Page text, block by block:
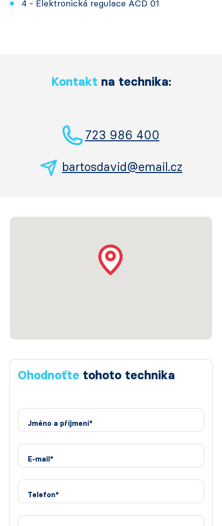
4 - Elektronická regulace ACD 01
Kontakt na technika:
723 986 400
bartosdavid@email.cz
Ohodnoťte tohoto technika
Jméno a příjmení*
E-mail*
Telefon*